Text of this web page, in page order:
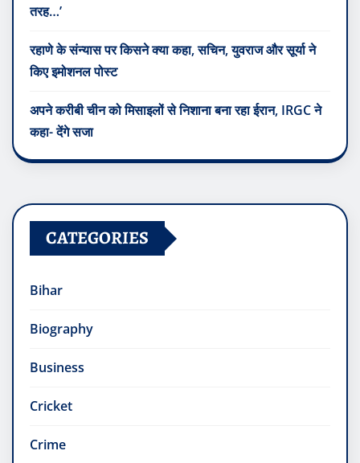
तरह…’
रहाणे के संन्यास पर किसने क्या कहा, सचिन, युवराज और सूर्या ने
किए इमोशनल पोस्ट
अपने करीबी चीन को मिसाइलों से निशाना बना रहा ईरान, IRGC ने
कहा- देंगे सजा
CATEGORIES
Bihar
Biography
Business
Cricket
Crime